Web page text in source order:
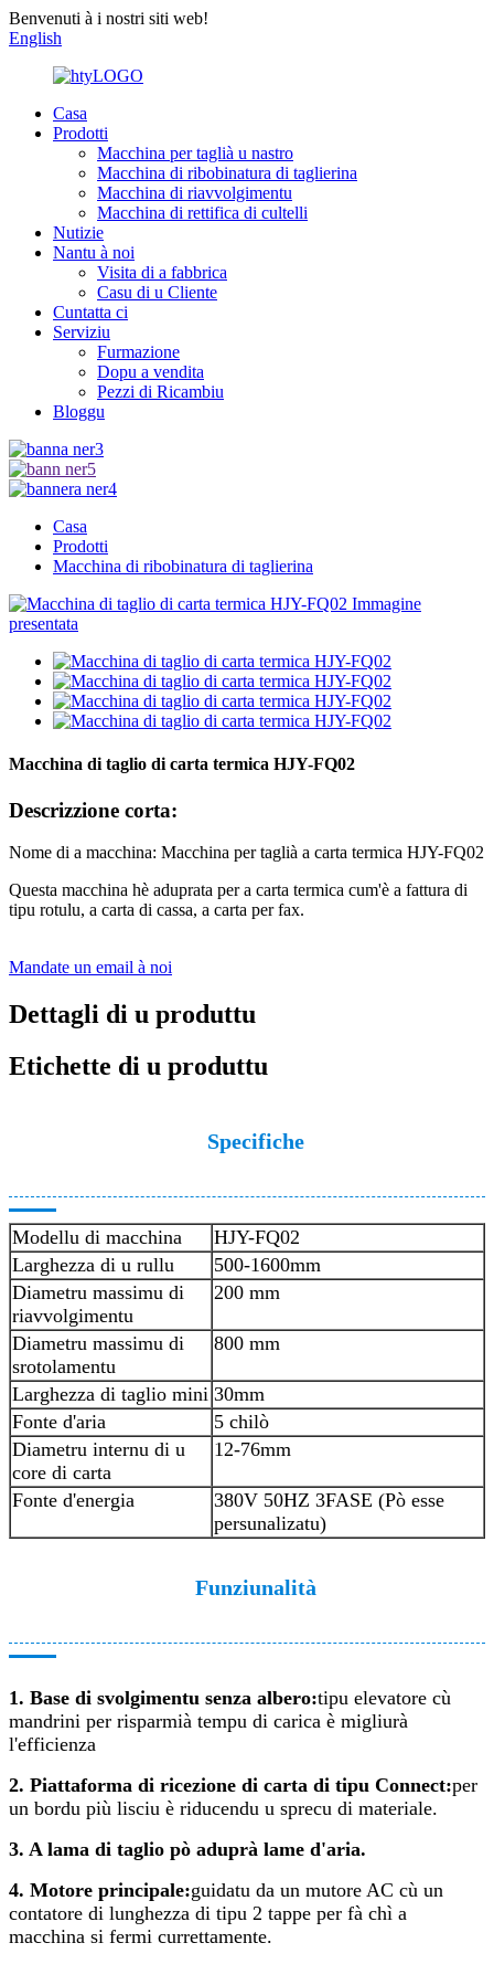
Benvenuti à i nostri siti web!
English
Casa
Prodotti
Macchina per taglià u nastro
Macchina di ribobinatura di taglierina
Macchina di riavvolgimentu
Macchina di rettifica di cultelli
Nutizie
Nantu à noi
Visita di a fabbrica
Casu di u Cliente
Cuntatta ci
Serviziu
Furmazione
Dopu a vendita
Pezzi di Ricambiu
Bloggu
Casa
Prodotti
Macchina di ribobinatura di taglierina
Macchina di taglio di carta termica HJY-FQ02
Descrizzione corta:
Nome di a macchina: Macchina per taglià a carta termica HJY-FQ02
Questa macchina hè aduprata per a carta termica cum'è a fattura di
tipu rotulu, a carta di cassa, a carta per fax.
Mandate un email à noi
Dettagli di u produttu
Etichette di u produttu
Specifiche
Modellu di macchina
HJY-FQ02
Larghezza di u rullu
500-1600mm
Diametru massimu di
riavvolgimentu
200 mm
Diametru massimu di
srotolamentu
800 mm
Larghezza di taglio mini 30mm
Fonte d'aria
5 chilò
Diametru internu di u
core di carta
12-76mm
Fonte d'energia
380V 50HZ 3FASE (Pò esse
persunalizatu)
Funziunalità
1. Base di svolgimentu senza albero:tipu elevatore cù
mandrini per risparmià tempu di carica è migliurà
l'efficienza
2. Piattaforma di ricezione di carta di tipu Connect:per
un bordu più lisciu è riducendu u sprecu di materiale.
3. A lama di taglio pò aduprà lame d'aria.
4. Motore principale:guidatu da un mutore AC cù un
contatore di lunghezza di tipu 2 tappe per fà chì a
macchina si fermi currettamente.